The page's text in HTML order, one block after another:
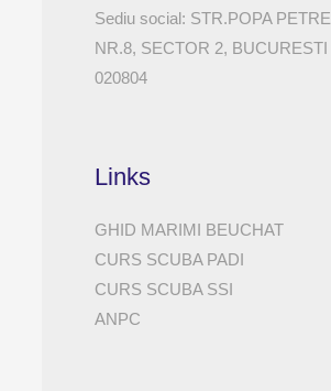
Sediu social: STR.POPA PETRE
NR.8, SECTOR 2, BUCURESTI
020804
Links
GHID MARIMI BEUCHAT
CURS SCUBA PADI
CURS SCUBA SSI
ANPC